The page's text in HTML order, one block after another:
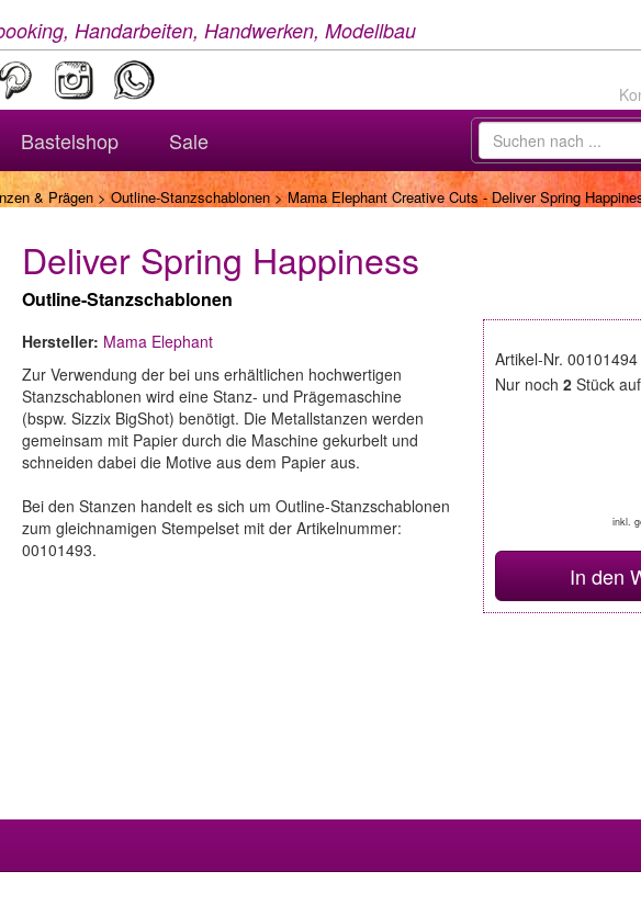
Handarbeiten, Handwerken, Modellbau
Bastelshop Sale
& Prägen >Outline-Stanzschablonen> Mama Elephant Creative Cuts - Deliver Spring
Deliver Spring Happiness
Outline-Stanzschablonen
Artikel-Nr. 00101494
Nur noch 2 Stück
inkl.
In den
Hersteller: Mama Elephant
Zur Verwendung der bei uns erhältlichen hochwertigen
Stanzschablonen wird eine Stanz- und Prägemaschine
(bspw. Sizzix BigShot) benötigt. Die Metallstanzen werden
gemeinsam mit Papier durch die Maschine gekurbelt und
schneiden dabei die Motive aus dem Papier aus.
Bei den Stanzen handelt es sich um Outline-Stanzschablonen
zum gleichnamigen Stempelset mit der Artikelnummer:
00101493.